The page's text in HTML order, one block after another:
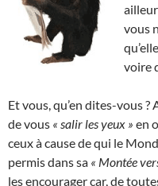
vous
voire
Et vous, qu’en dites-vous
de vous « salir les yeux » en
ceux à cause de qui le
permis dans sa « Montée
les encourager car, de